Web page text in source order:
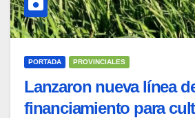
PORTADA PROVINCIALES
Lanzaron nueva línea
financiamiento para